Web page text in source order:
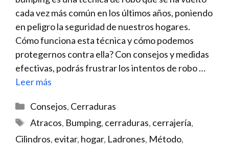
cada vez más⁤ común en los últimos años, poniendo⁣
en peligro ‌la seguridad de nuestros hogares. ​
Cómo‍ funciona esta técnica y cómo podemos
protegernos contra​ ella? Con consejos y medidas
‌efectivas, podrás frustrar los intentos de robo …
Leer más
Categorías
Consejos, Cerraduras
Etiquetas
Atracos, Bumping, cerraduras, cerrajería,
Cilindros, evitar, hogar, Ladrones, Método,